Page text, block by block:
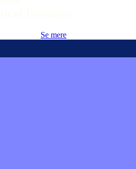
Se mere